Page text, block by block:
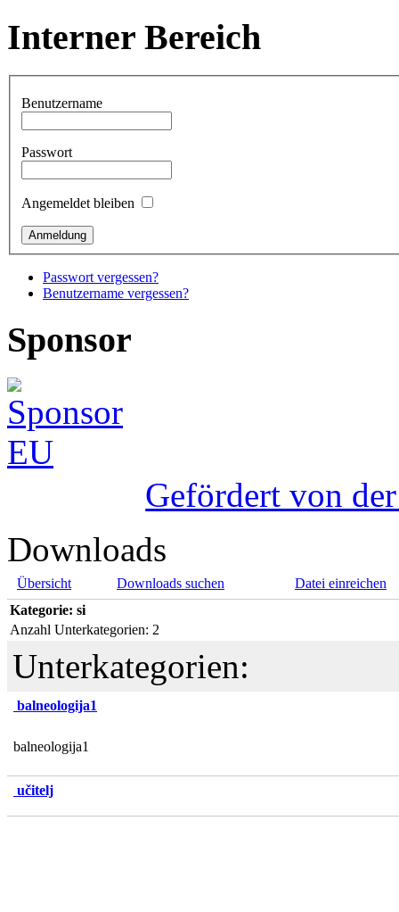
Interner Bereich
Benutzername
Passwort
Angemeldet bleiben
Passwort vergessen?
Benutzername vergessen?
Sponsor
Gefördert von
Downloads
Übersicht Downloads suchen
Datei einreichen
Kategorie: si
Anzahl Unterkategorien: 2
Unterkategorien:
balneologija1
balneologija1
učitelj